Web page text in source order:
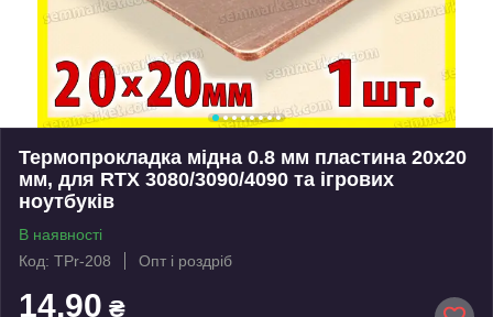
Термопрокладка мідна 0.8 мм пластина 20x20
мм, для RTX 3080/3090/4090 та ігрових
ноутбуків
В наявності
Код: TPr-208
Опт і роздріб
14,90 ₴